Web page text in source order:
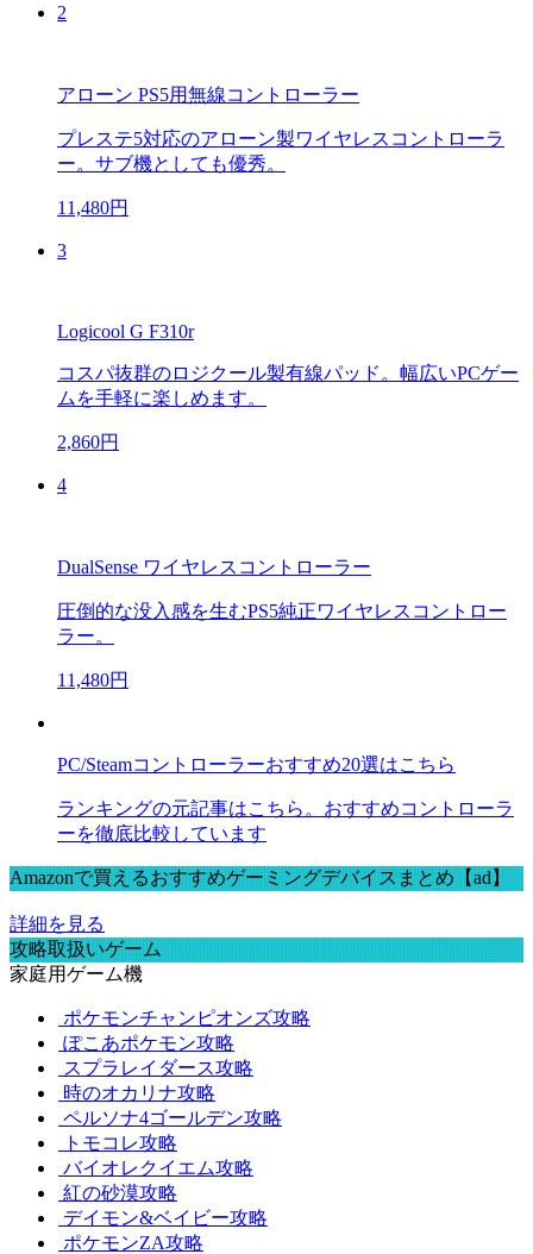
2
アローン PS5用無線コントローラー
プレステ5対応のアローン製ワイヤレスコントローラ
ー。サブ機としても優秀。
11,480円
3
Logicool G F310r
コスパ抜群のロジクール製有線パッド。幅広いPCゲー
ムを手軽に楽しめます。
2,860円
4
DualSense ワイヤレスコントローラー
圧倒的な没入感を生むPS5純正ワイヤレスコントロー
ラー。
11,480円
PC/Steamコントローラーおすすめ20選はこちら
ランキングの元記事はこちら。おすすめコントローラ
ーを徹底比較しています
Amazonで買えるおすすめゲーミングデバイスまとめ【ad】
詳細を見る
攻略取扱いゲーム
家庭用ゲーム機
ポケモンチャンピオンズ攻略
ぽこあポケモン攻略
スプラレイダース攻略
時のオカリナ攻略
ペルソナ4ゴールデン攻略
トモコレ攻略
バイオレクイエム攻略
紅の砂漠攻略
デイモン&ベイビー攻略
ポケモンZA攻略